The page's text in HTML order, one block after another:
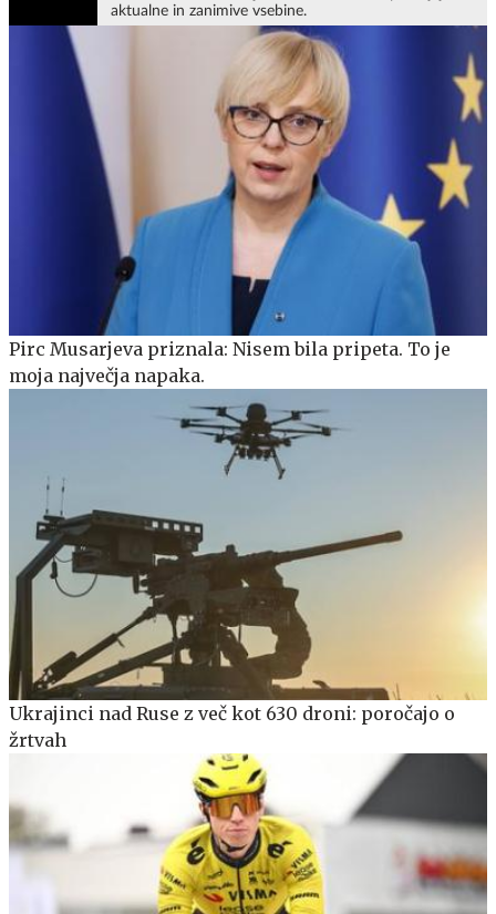
aktualne in zanimive vsebine.
Pirc Musarjeva priznala: Nisem bila pripeta. To je
moja največja napaka.
Ukrajinci nad Ruse z več kot 630 droni: poročajo o
žrtvah